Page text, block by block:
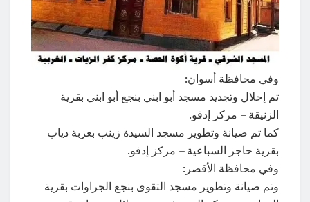
وفي محافظة أسوان:
تم إحلال وتجديد مسجد أبو ابني بنجع أبو ابني بقرية
الزنيقة – مركز إدفو.
كما تم صيانة وتطوير مسجد السيدة زينب بعزبة دياب
بقرية حاجر السباعية – مركز إدفو.
وفي محافظة الأقصر:
وتم صيانة وتطوير مسجد التقوى بنجع الجراوات بقرية